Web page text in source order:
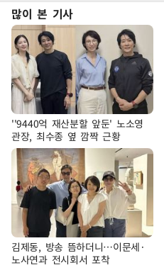
많이 본 기사
''9440억 재산분할 앞둔' 노소영
관장, 최수종 옆 깜짝 근황
김제동, 방송 뜸하더니…이문세·
노사연과 전시회서 포착